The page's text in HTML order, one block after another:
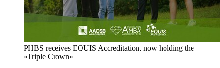
PHBS receives EQUIS Accreditation, now holding the
«Triple Crown»